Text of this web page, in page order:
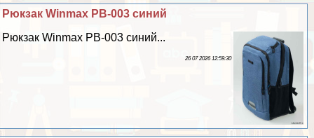
Рюкзак Winmax PB-003 синий
Рюкзак Winmax PB-003 синий...
26 07 2026 12:59:30